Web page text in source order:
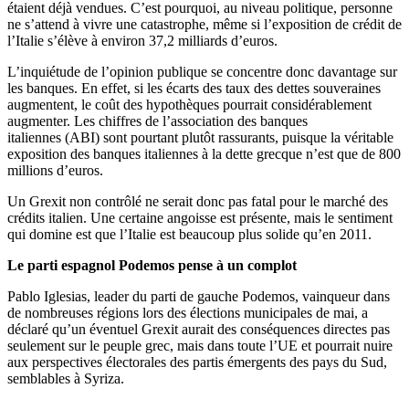
étaient déjà vendues. C’est pourquoi, au niveau politique, personne
ne s’attend à vivre une catastrophe, même si l’exposition de crédit de
l’Italie s’élève à environ 37,2 milliards d’euros.
L’inquiétude de l’opinion publique se concentre donc davantage sur
les banques. En effet, si les écarts des taux des dettes souveraines
augmentent, le coût des hypothèques pourrait considérablement
augmenter. Les chiffres de l’association des banques
italiennes (ABI) sont pourtant plutôt rassurants, puisque la véritable
exposition des banques italiennes à la dette grecque n’est que de 800
millions d’euros.
Un Grexit non contrôlé ne serait donc pas fatal pour le marché des
crédits italien. Une certaine angoisse est présente, mais le sentiment
qui domine est que l’Italie est beaucoup plus solide qu’en 2011.
Le parti espagnol Podemos pense à un complot
Pablo Iglesias, leader du parti de gauche Podemos, vainqueur dans
de nombreuses régions lors des élections municipales de mai, a
déclaré qu’un éventuel Grexit aurait des conséquences directes pas
seulement sur le peuple grec, mais dans toute l’UE et pourrait nuire
aux perspectives électorales des partis émergents des pays du Sud,
semblables à Syriza.